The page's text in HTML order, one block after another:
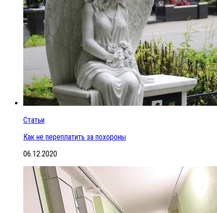
Статьи
Как не переплатить за похороны
06.12.2020